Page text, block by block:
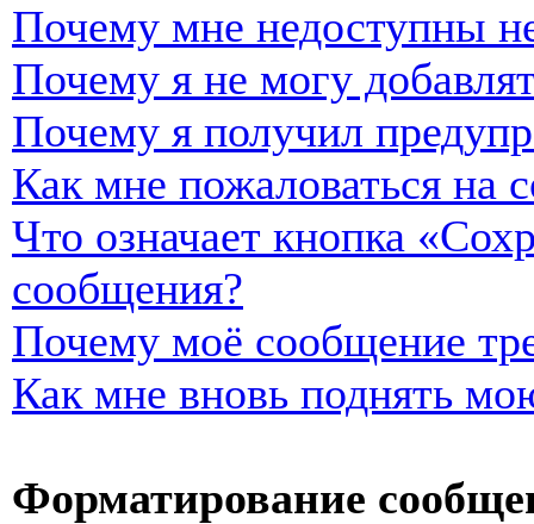
Почему мне недоступны
Почему я не могу
Почему я получил
Как мне пожаловаться на
Что означает кнопка
сообщения?
Почему моё сообщение
Как мне вновь поднять
Форматирование